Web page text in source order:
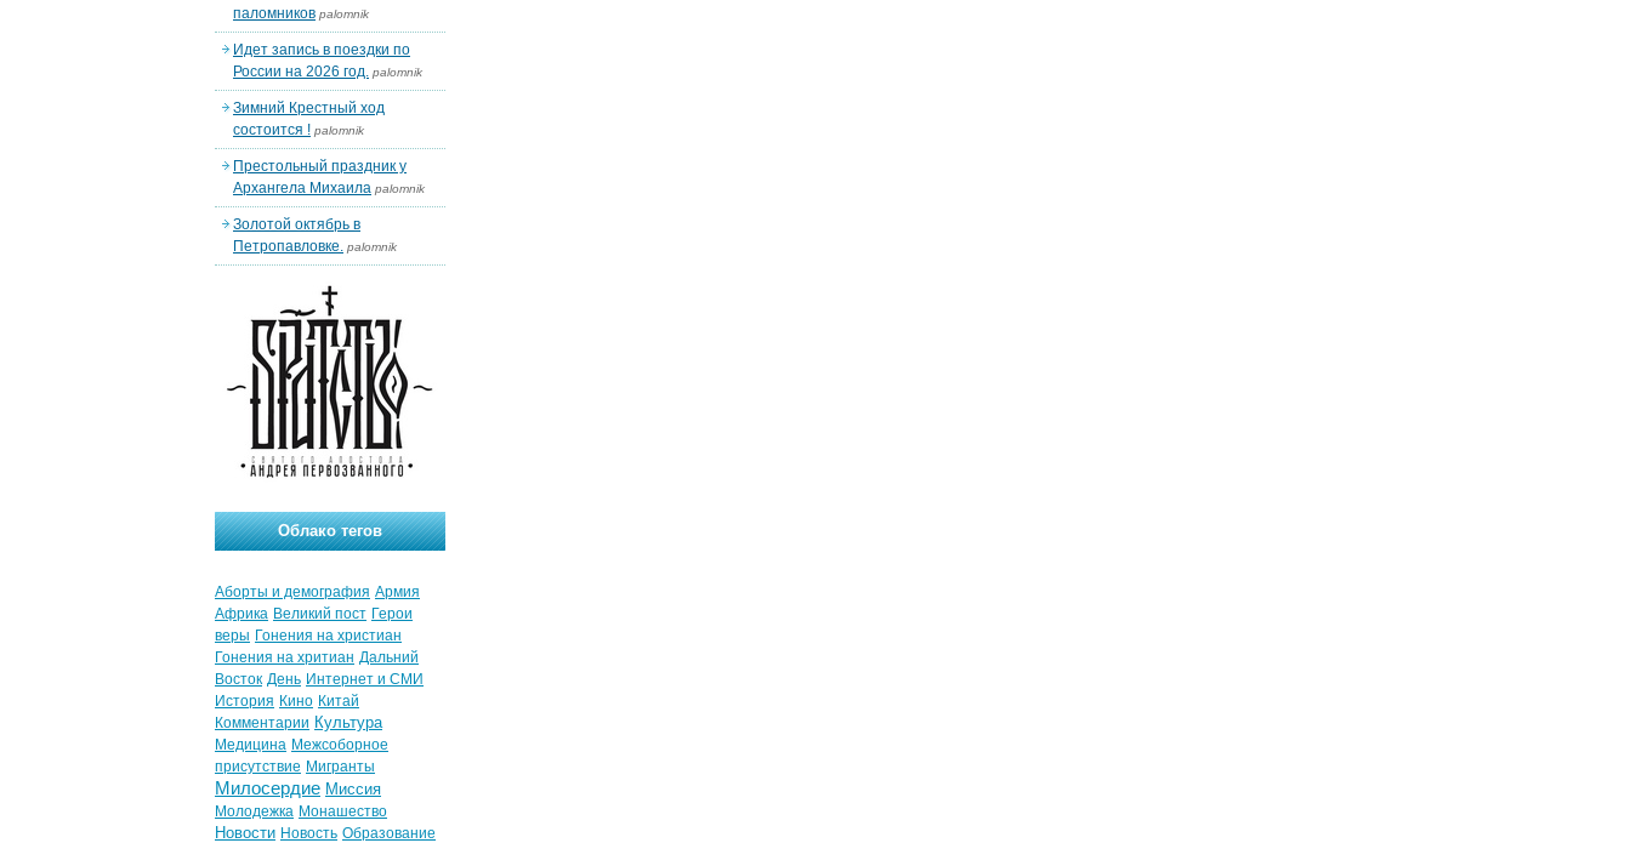
паломников palomnik
Идет запись в поездки по
России на 2026 год. palomnik
Зимний Крестный ход
состоится ! palomnik
Престольный праздник у
Архангела Михаила palomnik
Золотой октябрь в
Петропавловке. palomnik
Облако тегов
Аборты и демография Армия
Африка Великий пост Герои
веры Гонения на христиан
Гонения на хритиан Дальний
Восток День Интернет и СМИ
История Кино Китай
Комментарии Культура
Медицина Межсоборное
присутствие Мигранты
Милосердие Миссия
Молодежка Монашество
Новости Новость Образование